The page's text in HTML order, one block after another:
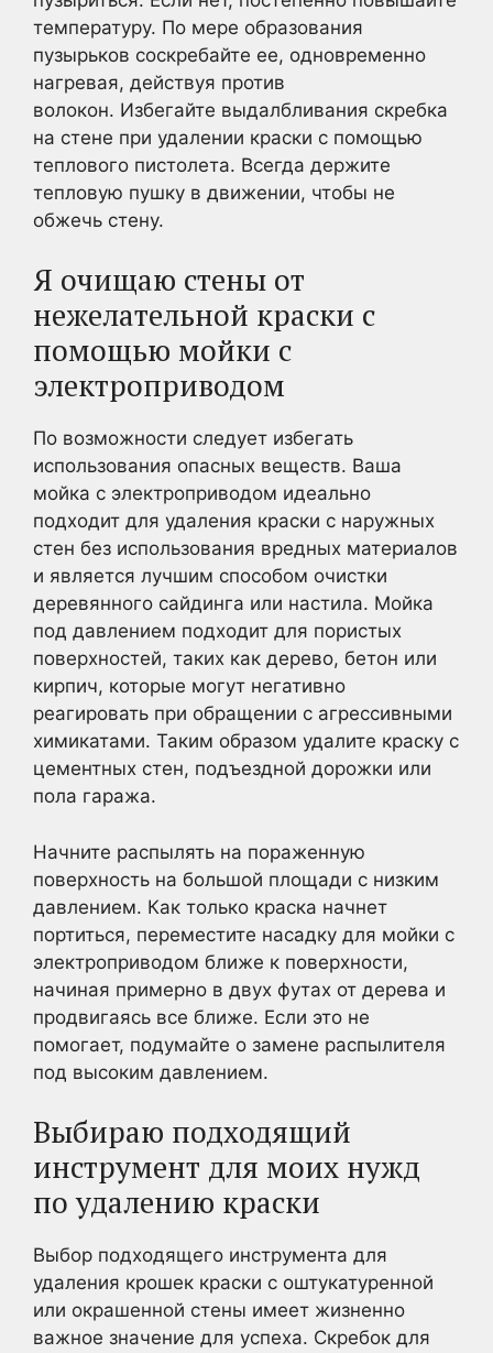
температуру. По мере образования
пузырьков соскребайте ее, одновременно
нагревая, действуя против
волокон. Избегайте выдалбливания скребка
на стене при удалении краски с помощью
теплового пистолета. Всегда держите
тепловую пушку в движении, чтобы не
обжечь стену.
Я очищаю стены от
нежелательной краски с
помощью мойки с
электроприводом
По возможности следует избегать
использования опасных веществ. Ваша
мойка с электроприводом идеально
подходит для удаления краски с наружных
стен без использования вредных материалов
и является лучшим способом очистки
деревянного сайдинга или настила. Мойка
под давлением подходит для пористых
поверхностей, таких как дерево, бетон или
кирпич, которые могут негативно
реагировать при обращении с агрессивными
химикатами. Таким образом удалите краску с
цементных стен, подъездной дорожки или
пола гаража.
Начните распылять на пораженную
поверхность на большой площади с низким
давлением. Как только краска начнет
портиться, переместите насадку для мойки с
электроприводом ближе к поверхности,
начиная примерно в двух футах от дерева и
продвигаясь все ближе. Если это не
помогает, подумайте о замене распылителя
под высоким давлением.
Выбираю подходящий
инструмент для моих нужд
по удалению краски
Выбор подходящего инструмента для
удаления крошек краски с оштукатуренной
или окрашенной стены имеет жизненно
важное значение для успеха. Скребок для